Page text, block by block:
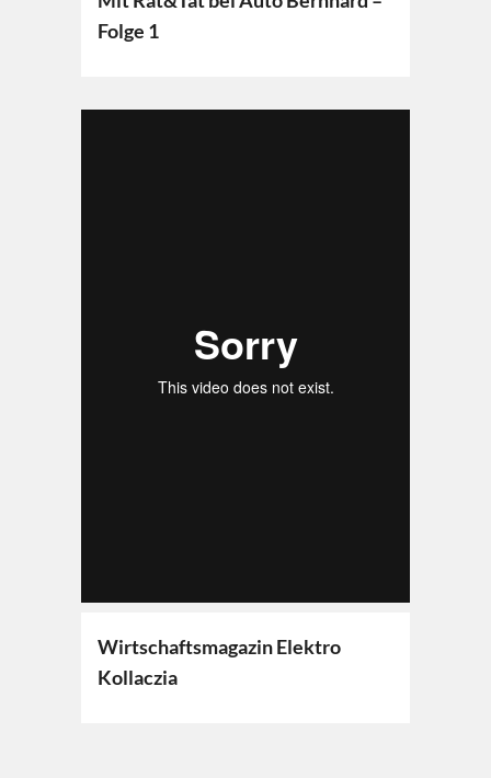
Folge 1
Wirtschaftsmagazin Elektro
Kollaczia